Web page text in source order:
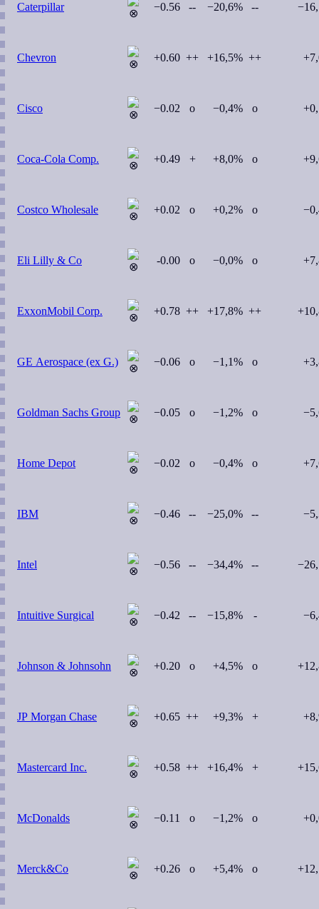
Caterpillar −0.56 -- −20,6% --
Chevron +0.60 ++ +16,5% ++
Cisco −0.02 o −0,4% o
Coca-Cola Comp. +0.49 + +8,0% o
Costco Wholesale +0.02 o +0,2% o
Eli Lilly & Co -0.00 o −0,0% o
ExxonMobil Corp. +0.78 ++ +17,8% ++
GE Aerospace (ex G.) −0.06 o −1,1% o
Goldman Sachs Group −0.05 o −1,2% o
Home Depot −0.02 o −0,4% o
IBM −0.46 -- −25,0% --
Intel −0.56 -- −34,4% --
Intuitive Surgical −0.42 -- −15,8% -
Johnson & Johnsohn +0.20 o +4,5% o
JP Morgan Chase +0.65 ++ +9,3% +
Mastercard Inc. +0.58 ++ +16,4% +
McDonalds −0.11 o −1,2% o
Merck&Co +0.26 o +5,4% o